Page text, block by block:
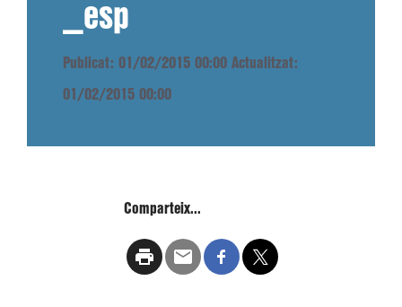
_esp
Publicat: 01/02/2015 00:00 Actualitzat:
01/02/2015 00:00
Comparteix...